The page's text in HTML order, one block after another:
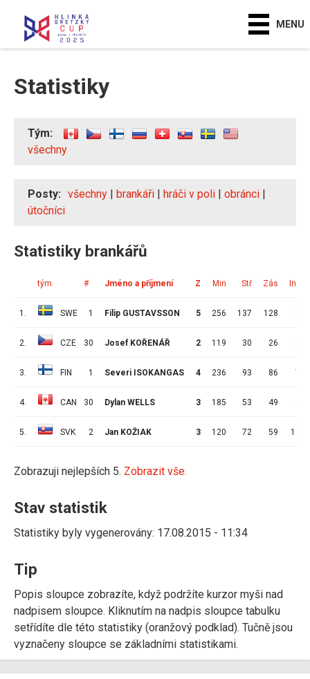
MENU
Statistiky
Tým:
všechny
Posty: všechny | brankáři | hráči v poli | obránci |
útočníci
Statistiky brankářů
tým # Jméno a příjmení Z Min Stř Zás Ink
1. SWE 1 Filip GUSTAVSSON 5 256 137 128
2. CZE 30 Josef KOŘENÁŘ 2 119 30 26
3. FIN 1 Severi ISOKANGAS 4 236 93 86 7
4. CAN 30 Dylan WELLS 3 185 53 49
5. SVK 2 Jan KOŽIAK 3 120 72 59 13
Zobrazuji nejlepších 5. Zobrazit vše.
Stav statistik
Statistiky byly vygenerovány: 17.08.2015 - 11:34
Tip
Popis sloupce zobrazíte, když podržíte kurzor myši nad
nadpisem sloupce. Kliknutím na nadpis sloupce tabulku
setřídíte dle této statistiky (oranžový podklad). Tučně jsou
vyznačeny sloupce se základními statistikami.